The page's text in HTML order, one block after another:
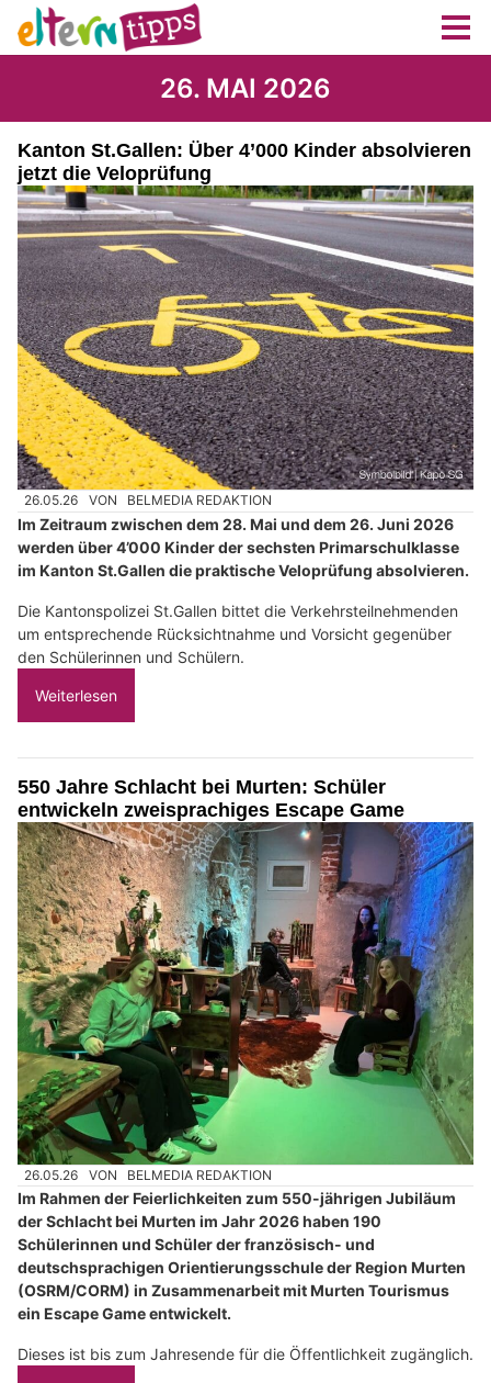
26. MAI 2026
Kanton St.Gallen: Über 4’000 Kinder absolvieren
jetzt die Veloprüfung
26.05.26 VON BELMEDIA REDAKTION
Im Zeitraum zwischen dem 28. Mai und dem 26. Juni 2026
werden über 4’000 Kinder der sechsten Primarschulklasse
im Kanton St.Gallen die praktische Veloprüfung absolvieren.
Die Kantonspolizei St.Gallen bittet die Verkehrsteilnehmenden
um entsprechende Rücksichtnahme und Vorsicht gegenüber
den Schülerinnen und Schülern.
Weiterlesen
550 Jahre Schlacht bei Murten: Schüler
entwickeln zweisprachiges Escape Game
26.05.26 VON BELMEDIA REDAKTION
Im Rahmen der Feierlichkeiten zum 550-jährigen Jubiläum
der Schlacht bei Murten im Jahr 2026 haben 190
Schülerinnen und Schüler der französisch- und
deutschsprachigen Orientierungsschule der Region Murten
(OSRM/CORM) in Zusammenarbeit mit Murten Tourismus
ein Escape Game entwickelt.
Dieses ist bis zum Jahresende für die Öffentlichkeit zugänglich.